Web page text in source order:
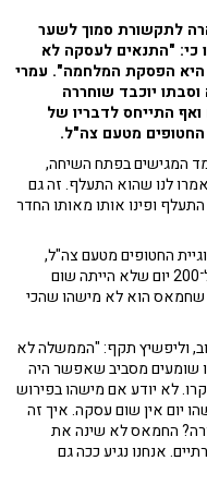
לתקשורת סמוך לשער
כי: "התנאים לעסקה לא
היא הפסקת המלחמה". עמרי
ה־84 חטוף בעזה וסבתו יוכבד שוחררה
התייחס לדבריו של
החטופים מטעם צה"ל.
המגישים בפתח השיחה,
לנו שהוא התעלף. זה גם
יום שהוא התעלף ופינו אותו מאותו החדר
החטופים מטעם צה"ל,
אמר: "הזמן אומר את שלו. אנחנו מתקרבים ל־200 יום שלא הייתה שום
שחמאס הוא לא מישהו שהכי
וליפשיץ תקף: "הממשלה לא
שומעים מסביב שאפשר היה
לא יודע אם מישהו בפירוש
זה בפועל, אבל בתוצאה 200 ומשהו יום אין שום עסקה. איך זה
החמאס לא שינה את
אנחנו נגיע ככה גם